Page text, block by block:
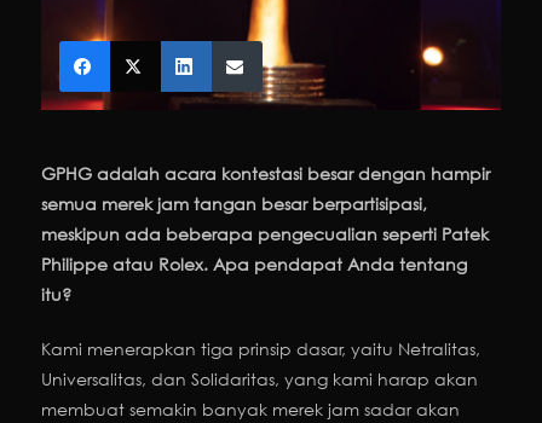
GPHG adalah acara kontestasi besar dengan hampir
semua merek jam tangan besar berpartisipasi,
meskipun ada beberapa pengecualian seperti Patek
Philippe atau Rolex. Apa pendapat Anda tentang
itu?
Kami menerapkan tiga prinsip dasar, yaitu Netralitas,
Universalitas, dan Solidaritas, yang kami harap akan
membuat semakin banyak merek jam sadar akan